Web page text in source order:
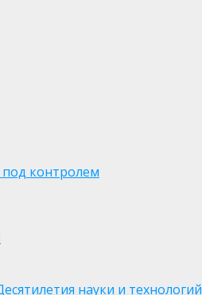
контролем
науки и технологий